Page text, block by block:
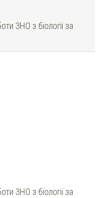
ЗНО з біології за
ЗНО з біології за